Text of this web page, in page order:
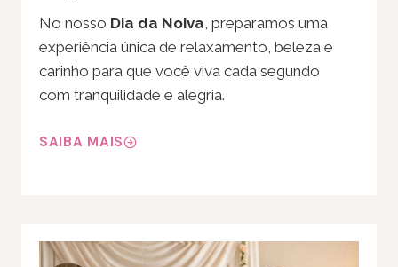
No nosso Dia da Noiva , preparamos uma
experiência única de relaxamento, beleza e
carinho para que você viva cada segundo
com tranquilidade e alegria.
SAIBA MAIS